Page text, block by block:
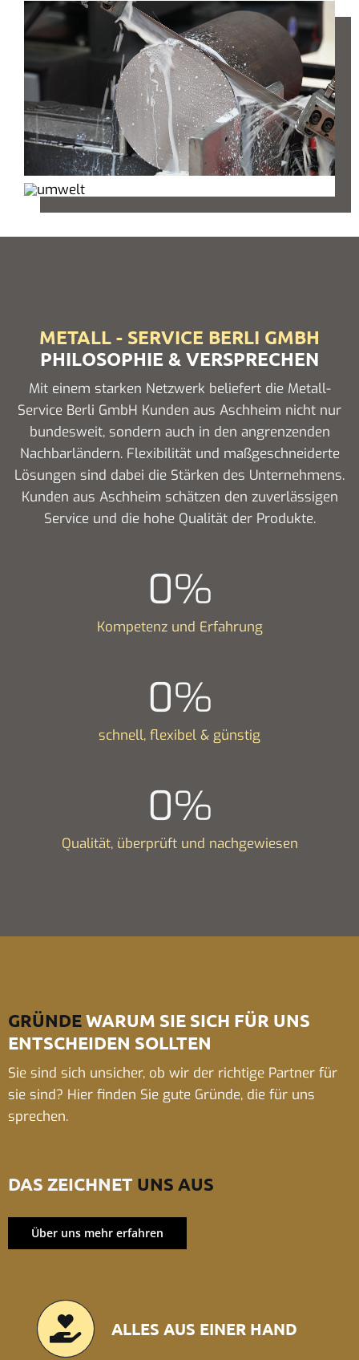
METALL - SERVICE BERLI GMBH
PHILOSOPHIE & VERSPRECHEN
Mit einem starken Netzwerk beliefert die Metall-
Service Berli GmbH Kunden aus Aschheim nicht nur
bundesweit, sondern auch in den angrenzenden
Nachbarländern. Flexibilität und maßgeschneiderte
Lösungen sind dabei die Stärken des Unternehmens.
Kunden aus Aschheim schätzen den zuverlässigen
Service und die hohe Qualität der Produkte.
0%
Kompetenz und Erfahrung
0%
schnell, flexibel & günstig
0%
Qualität, überprüft und nachgewiesen
GRÜNDEWARUM SIE SICH FÜR UNS
ENTSCHEIDEN SOLLTEN
Sie sind sich unsicher, ob wir der richtige Partner für
sie sind? Hier finden Sie gute Gründe, die für uns
sprechen.
DAS ZEICHNET UNS AUS
Über uns mehr erfahren
ALLES AUS EINER HAND